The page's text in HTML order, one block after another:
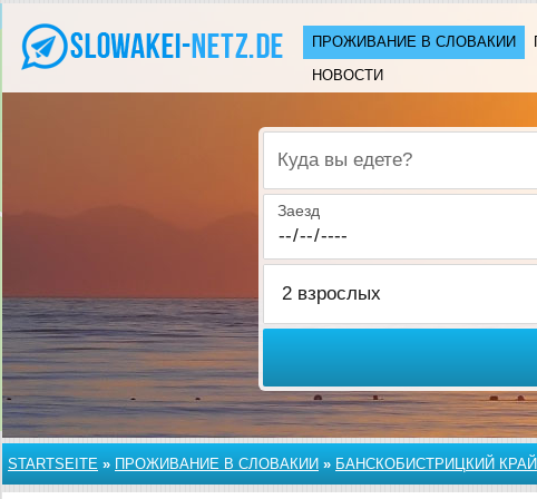
ПРОЖИВАНИЕ В СЛОВАКИИ
НОВОСТИ
Куда вы едете?
Заезд
STARTSEITE » ПРОЖИВАНИЕ В СЛОВАКИИ » БАНСКОБИСТРИЦКИЙ КРАЙ